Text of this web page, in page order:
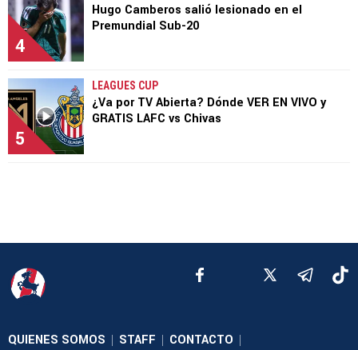
4
Hugo Camberos salió lesionado en el
Premundial Sub-20
5
LEAGUES CUP
¿Va por TV Abierta? Dónde VER EN VIVO y
GRATIS LAFC vs Chivas
QUIENES SOMOS | STAFF | CONTACTO |